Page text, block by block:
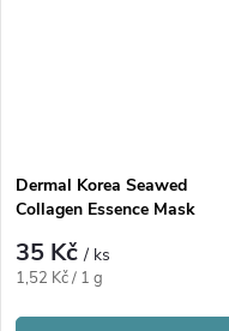
Dermal Korea Seawed
Collagen Essence Mask
35 Kč/ ks
Měrná
1,52 Kč / 1 g